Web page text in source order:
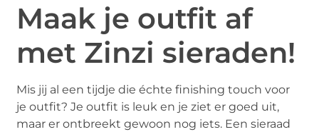
Maak je outfit af
met Zinzi sieraden!
Mis jij al een tijdje die échte finishing touch voor
je outfit? Je outfit is leuk en je ziet er goed uit,
maar er ontbreekt gewoon nog iets. Een sieraad